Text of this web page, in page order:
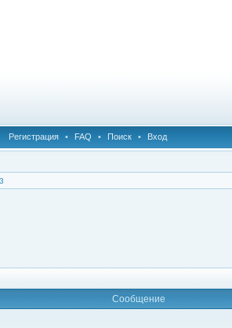
Регистрация • FAQ • Поиск • Вход
Сообщение